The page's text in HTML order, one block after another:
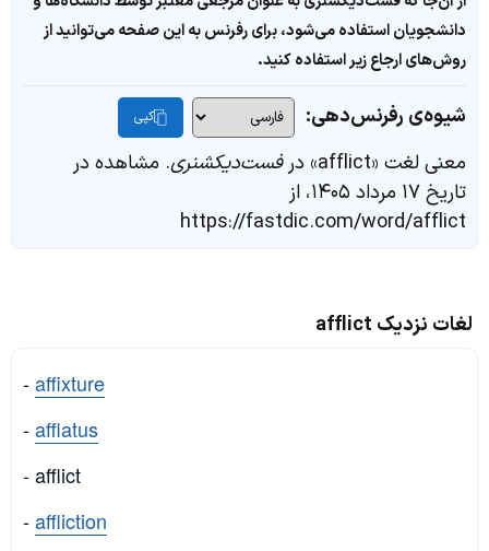
دانشجویان استفاده می‌شود، برای رفرنس به این صفحه می‌توانید از
روش‌های ارجاع زیر استفاده کنید.
شیوه‌ی رفرنس‌دهی: کپی
معنی لغت «afflict» در فست‌دیکشنری. مشاهده در
تاریخ ۱۷ مرداد ۱۴۰۵، از
https://fastdic.com/word/afflict
لغات نزدیک afflict
-affixture
-afflatus
- afflict
-affliction